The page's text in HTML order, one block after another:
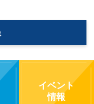
イベント
情報